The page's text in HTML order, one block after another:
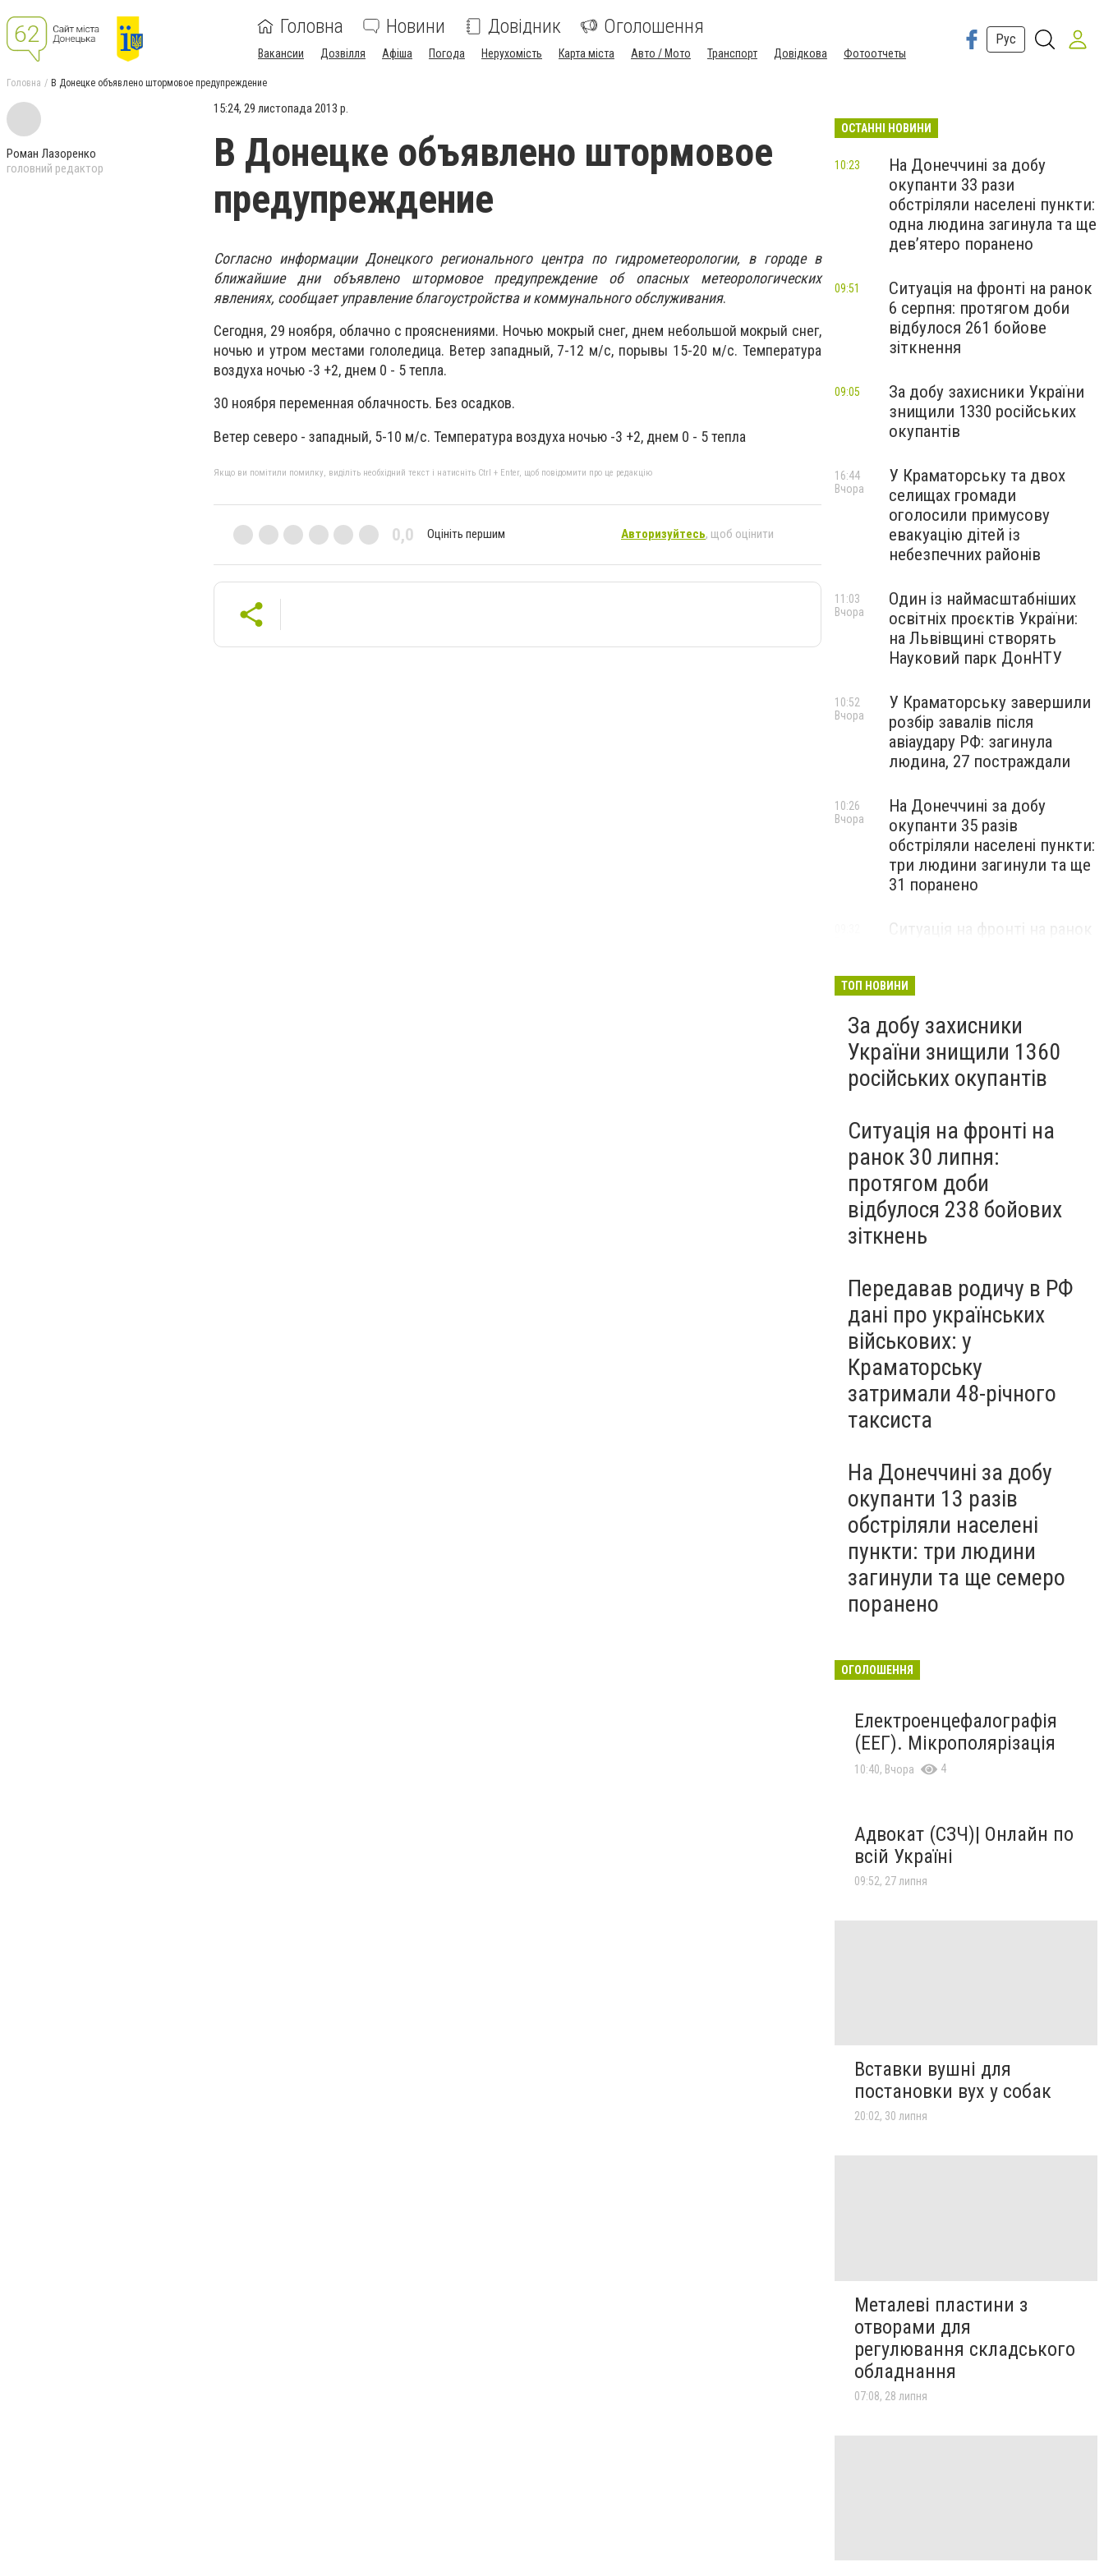
Головна Новини Довідник Оголошення
Вакансии Дозвілля Афіша Погода Нерухомість Карта міста Авто / Мото Транспорт Довідкова Фотоотчеты
Рус
Головна В Донецке объявлено штормовое предупреждение
Роман Лазоренко
головний редактор
15:24, 29 листопада 2013 р.
В Донецке объявлено штормовое
предупреждение
Согласно информации Донецкого регионального центра по гидрометеорологии, в городе в
ближайшие дни объявлено штормовое предупреждение об опасных метеорологических
явлениях, сообщает управление благоустройства и коммунального обслуживания.
Сегодня, 29 ноября, облачно с прояснениями. Ночью мокрый снег, днем небольшой мокрый снег,
ночью и утром местами гололедица. Ветер западный, 7-12 м/c, порывы 15-20 м/c. Температура
воздуха ночью -3 +2, днем 0 - 5 тепла.
30 ноября переменная облачность. Без осадков.
Ветер северо - западный, 5-10 м/c. Температура воздуха ночью -3 +2, днем 0 - 5 тепла
Якщо ви помітили помилку, виділіть необхідний текст і натисніть Ctrl + Enter, щоб повідомити про це редакцію
0,0 Оцініть першим Авторизуйтесь, щоб оцінити
ОСТАННІ НОВИНИ
На Донеччині за добу
окупанти 33 рази
обстріляли населені пункти:
одна людина загинула та ще
девʼятеро поранено
10:23
Ситуація на фронті на ранок
6 серпня: протягом доби
відбулося 261 бойове
зіткнення
09:51
За добу захисники України
знищили 1330 російських
окупантів
09:05
У Краматорську та двох
селищах громади
оголосили примусову
евакуацію дітей із
небезпечних районів
16:44
Вчора
Один із наймасштабніших
освітніх проєктів України:
на Львівщині створять
Науковий парк ДонНТУ
11:03
Вчора
У Краматорську завершили
розбір завалів після
авіаудару РФ: загинула
людина, 27 постраждали
10:52
Вчора
На Донеччині за добу
окупанти 35 разів
обстріляли населені пункти:
три людини загинули та ще
31 поранено
10:26
Вчора
Ситуація на фронті на ранок
зіткнень
ТОП НОВИНИ
За добу захисники
України знищили 1360
російських окупантів
Ситуація на фронті на
ранок 30 липня:
протягом доби
відбулося 238 бойових
зіткнень
Передавав родичу в РФ
дані про українських
військових: у
Краматорську
затримали 48-річного
таксиста
На Донеччині за добу
окупанти 13 разів
обстріляли населені
пункти: три людини
загинули та ще семеро
поранено
ОГОЛОШЕННЯ
Електроенцефалографія
(ЕЕГ). Мікрополярізація
10:40, Вчора 4
Адвокат (СЗЧ)| Онлайн по
всій Україні
09:52, 27 липня
Вставки вушні для
постановки вух у собак
20:02, 30 липня
Металеві пластини з
отворами для
регулювання складського
обладнання
07:08, 28 липня